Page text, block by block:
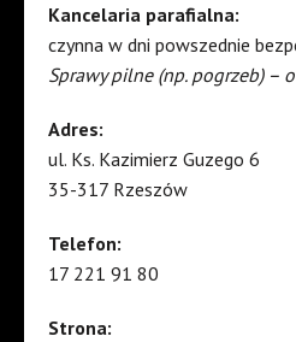
Kancelaria parafialna:
czynna w dni powszednie
Sprawy pilne (np. pogrzeb) –
Adres:
ul. Ks. Kazimierz Guzego 6
35-317 Rzeszów
Telefon:
17 221 91 80
Strona: